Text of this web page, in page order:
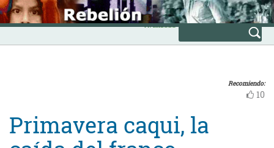
Skip
to
content
INICIO
Avanzada
Recomiendo:
10
Primavera caqui, la